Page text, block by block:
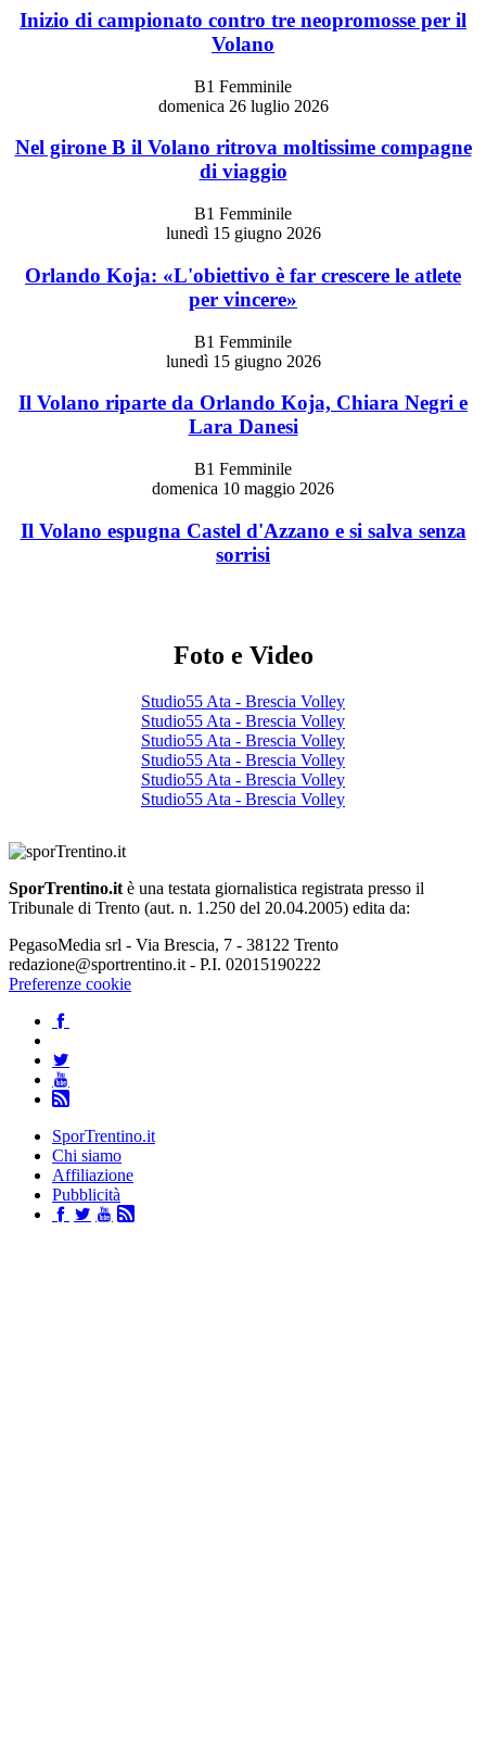
Inizio di campionato contro tre neopromosse per il
Volano
B1 Femminile
domenica 26 luglio 2026
Nel girone B il Volano ritrova moltissime compagne
di viaggio
B1 Femminile
lunedì 15 giugno 2026
Orlando Koja: «L'obiettivo è far crescere le atlete
per vincere»
B1 Femminile
lunedì 15 giugno 2026
Il Volano riparte da Orlando Koja, Chiara Negri e
Lara Danesi
B1 Femminile
domenica 10 maggio 2026
Il Volano espugna Castel d'Azzano e si salva senza
sorrisi
Foto e Video
Studio55 Ata - Brescia Volley
Studio55 Ata - Brescia Volley
Studio55 Ata - Brescia Volley
Studio55 Ata - Brescia Volley
Studio55 Ata - Brescia Volley
Studio55 Ata - Brescia Volley
SporTrentino.it è una testata giornalistica registrata presso il
Tribunale di Trento (aut. n. 1.250 del 20.04.2005) edita da:
PegasoMedia srl - Via Brescia, 7 - 38122 Trento
redazione@sportrentino.it - P.I. 02015190222
Preferenze cookie
SporTrentino.it
Chi siamo
Affiliazione
Pubblicità